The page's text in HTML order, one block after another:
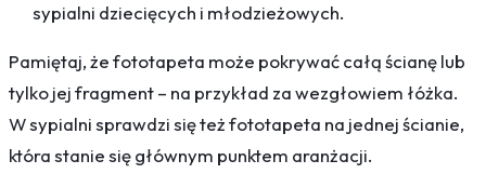
sypialni dziecięcych i młodzieżowych.
Pamiętaj, że fototapeta może pokrywać całą ścianę lub
tylko jej fragment – na przykład za wezgłowiem łóżka.
W sypialni sprawdzi się też fototapeta na jednej ścianie,
która stanie się głównym punktem aranżacji.